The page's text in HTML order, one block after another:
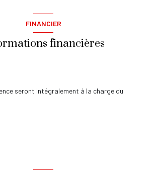
FINANCIER
financières
seront intégralement à la charge du